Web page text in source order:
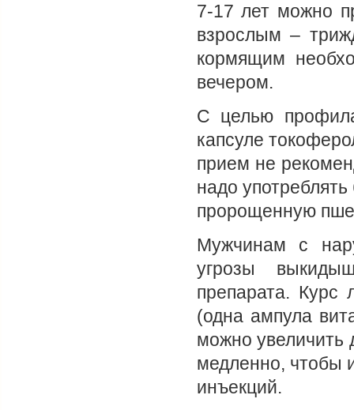
7-17 лет можно
взрослым –
кормящим
вечером.
С целью
капсуле
прием не
надо
пророщенную
Мужчинам с
угрозы
препарата. Курс
(одна ампула
можно увеличить
медленно, чтобы
инъекций.